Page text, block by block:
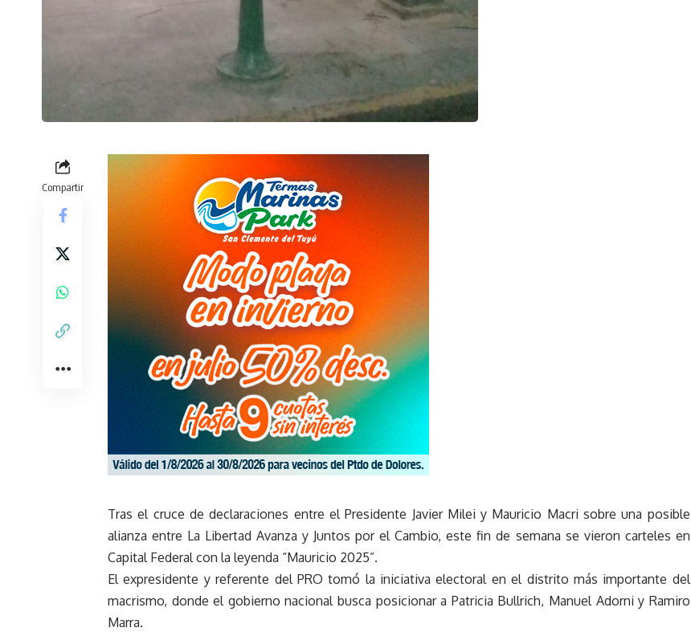
Compartir
Tras el cruce de declaraciones entre el Presidente Javier Milei y Mauricio Macri sobre una posible
alianza entre La Libertad Avanza y Juntos por el Cambio, este fin de semana se vieron carteles en
Capital Federal con la leyenda “Mauricio 2025”.
El expresidente y referente del PRO tomó la iniciativa electoral en el distrito más importante del
macrismo, donde el gobierno nacional busca posicionar a Patricia Bullrich, Manuel Adorni y Ramiro
Marra.